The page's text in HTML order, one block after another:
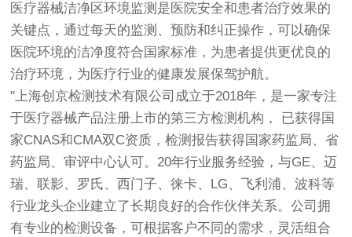
医疗器械洁净区环境监测是医院安全和患者治疗效果的
关键点，通过每天的监测、预防和纠正操作，可以确保
医院环境的洁净度符合国家标准，为患者提供更优良的
治疗环境，为医疗行业的健康发展保驾护航。
"上海创京检测技术有限公司成立于2018年，是一家专注
于医疗器械产品注册上市的第三方检测机构， 已获得国
家CNAS和CMA双C资质，检测报告获得国家药监局、省
药监局、审评中心认可。20年行业服务经验，与GE、迈
瑞、联影、罗氏、西门子、徕卡、LG、飞利浦、波科等
行业龙头企业建立了长期良好的合作伙伴关系。公司拥
有专业的检测设备，可根据客户不同的需求，灵活组合